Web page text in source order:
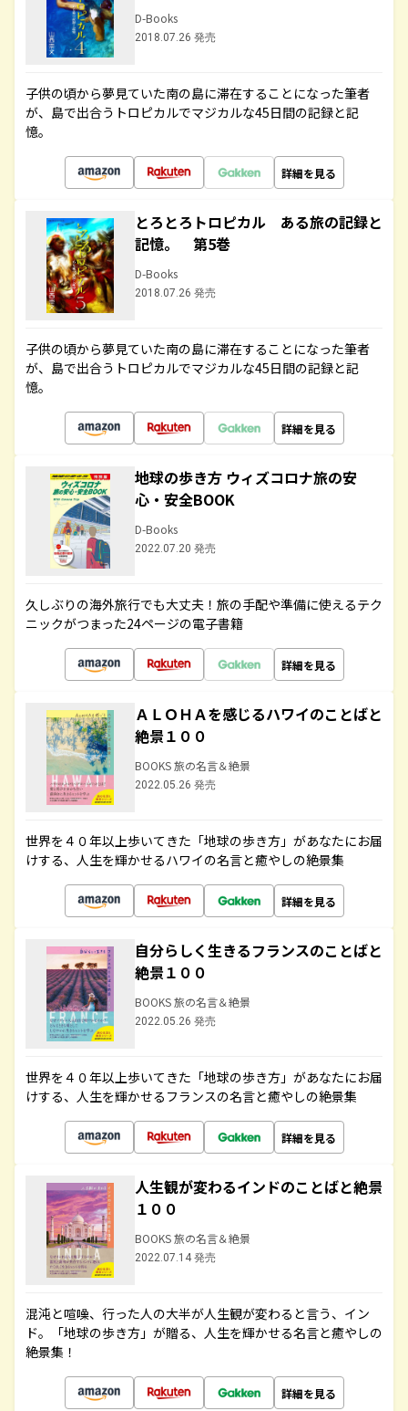
D-Books
2018.07.26 発売
子供の頃から夢見ていた南の島に滞在することになった筆者
が、島で出合うトロピカルでマジカルな45日間の記録と記
憶。
詳細を見る
とろとろトロピカル ある旅の記録と
記憶。 第5巻
D-Books
2018.07.26 発売
子供の頃から夢見ていた南の島に滞在することになった筆者
が、島で出合うトロピカルでマジカルな45日間の記録と記
憶。
詳細を見る
地球の歩き方 ウィズコロナ旅の安
心・安全BOOK
D-Books
2022.07.20 発売
久しぶりの海外旅行でも大丈夫！旅の手配や準備に使えるテク
ニックがつまった24ページの電子書籍
詳細を見る
ＡＬＯＨＡを感じるハワイのことばと
絶景１００
BOOKS 旅の名言＆絶景
2022.05.26 発売
世界を４０年以上歩いてきた「地球の歩き方」があなたにお届
けする、人生を輝かせるハワイの名言と癒やしの絶景集
詳細を見る
自分らしく生きるフランスのことばと
絶景１００
BOOKS 旅の名言＆絶景
2022.05.26 発売
世界を４０年以上歩いてきた「地球の歩き方」があなたにお届
けする、人生を輝かせるフランスの名言と癒やしの絶景集
詳細を見る
人生観が変わるインドのことばと絶景
１００
BOOKS 旅の名言＆絶景
2022.07.14 発売
混沌と喧噪、行った人の大半が人生観が変わると言う、イン
ド。「地球の歩き方」が贈る、人生を輝かせる名言と癒やしの
絶景集！
詳細を見る